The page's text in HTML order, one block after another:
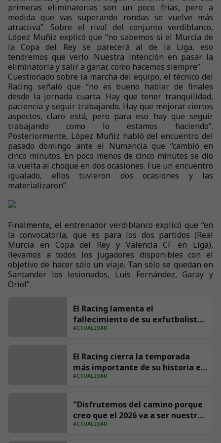
primeras eliminatorias son un poco frías, pero a
medida que vas superando rondas se vuelve más
atractiva”. Sobre el rival del conjunto verdiblanco,
López Muñiz explicó que “no sabemos si el Murcia de
la Copa del Rey se parecerá al de la Liga, eso
tendremos que verlo. Nuestra intención en pasar la
eliminatoria y salir a ganar, como hacemos siempre”.
Cuestionado sobre la marcha del equipo, el técnico del
Racing señaló que “no es bueno hablar de finales
desde la jornada cuarta. Hay que tener tranquilidad,
paciencia y seguir trabajando. Hay que mejorar ciertos
aspectos, claro está, pero para eso hay que seguir
trabajando como lo estamos haciendo”.
Posteriormente, López Muñiz habló del encuentro del
pasado domingo ante el Numancia que “cambió en
cinco minutos. En poco menos de cinco minutos se dio
la vuelta al choque en dos ocasiones. Fue un encuentro
igualado, ellos tuvieron dos ocasiones y las
materializaron”.
Finalmente, el entrenador verdiblanco explicó que “en
la convocatoria, que es para los dos partidos (Real
Murcia en Copa del Rey y Valencia CF en Liga),
llevamos a todos los jugadores disponibles con el
objetivo de hacer sólo un viaje. Tan sólo se quedan en
Santander los lesionados, Luis Fernández, Garay y
Oriol”.
El Racing lamenta el
fallecimiento de su exfutbolista
Andrés Parada ‘Suco’
ACTUALIDAD
El Racing cierra la temporada
más importante de su historia en
redes con 539 millones de
ACTUALIDAD
"Disfrutemos del camino porque
creo que el 2026 va a ser nuestro
año"
ACTUALIDAD